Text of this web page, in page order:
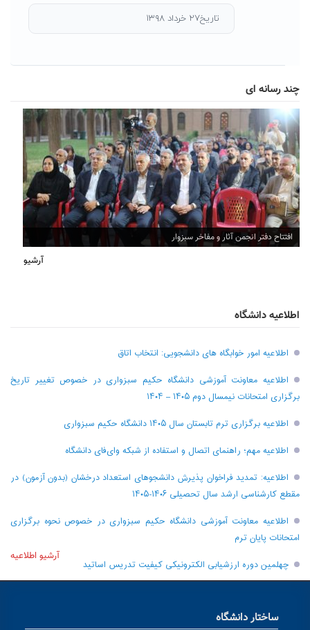
تاریخ۲۷ خرداد ۱۳۹۸
چند رسانه ای
افتتاح دفتر انجمن آثار و مفاخر سبزوار
آرشیو
اطلاعیه دانشگاه
اطلاعیه امور خوابگاه های دانشجویی: انتخاب اتاق
اطلاعیه معاونت آموزشی دانشگاه حکیم سبزواری در خصوص تغییر تاریخ
برگزاری امتحانات نیمسال دوم ۱۴۰۵ – ۱۴۰۴
اطلاعیه برگزاری ترم تابستان سال ۱۴۰۵ دانشگاه حکیم سبزواری
اطلاعیه مهم؛ راهنمای اتصال و استفاده از شبکه وای‌فای دانشگاه
اطلاعیه: تمدید فراخوان پذیرش دانشجو‌های استعداد درخشان (بدون آزمون) در
مقطع کارشناسی ارشد سال تحصیلی ۱۴۰۶-۱۴۰۵
اطلاعیه معاونت آموزشی دانشگاه حکیم سبزواری در خصوص نحوه برگزاری
امتحانات پایان ترم
چهلمین دوره ارزشیابی الکترونیکی کیفیت تدریس اساتید
آرشیو اطلاعیه
ساختار دانشگاه